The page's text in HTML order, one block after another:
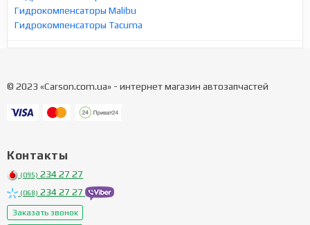
Гидрокомпенсаторы Malibu
Гидрокомпенсаторы Tacuma
© 2023 «Carson.com.ua» - интернет магазин автозапчастей
Контакты
(095) 234 27 27
(068) 234 27 27
Заказать звонок